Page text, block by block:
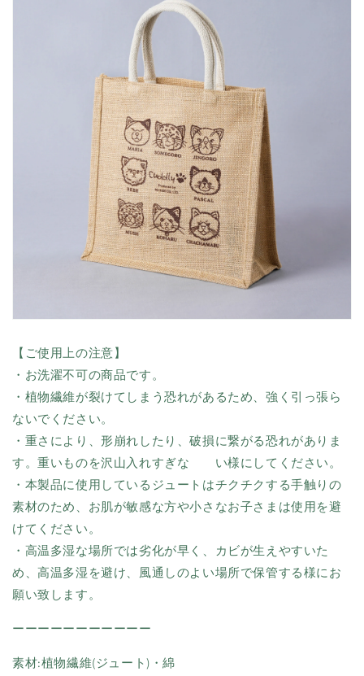
【ご使用上の注意】
・お洗濯不可の商品です。
・植物繊維が裂けてしまう恐れがあるため、強く引っ張ら
ないでください。
・重さにより、形崩れしたり、破損に繋がる恐れがありま
す。重いものを沢山入れすぎな い様にしてください。
・本製品に使用しているジュートはチクチクする手触りの
素材のため、お肌が敏感な方や小さなお子さまは使用を避
けてください。
・高温多湿な場所では劣化が早く、カビが生えやすいた
め、高温多湿を避け、風通しのよい場所で保管する様にお
願い致します。
ーーーーーーーーーーー
素材:植物繊維(ジュート)・綿